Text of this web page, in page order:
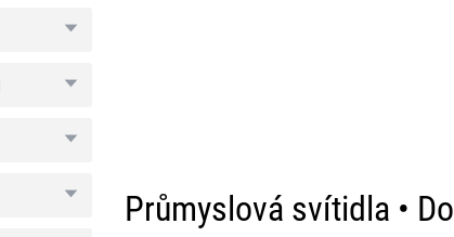
Průmyslová svítidla •